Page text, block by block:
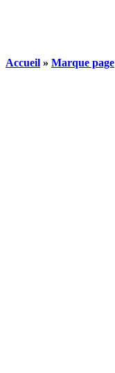
Accueil » Marque page